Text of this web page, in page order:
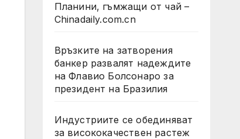
Планини, гъмжащи от чай –
Chinadaily.com.cn
Връзките на затворения
банкер развалят надеждите
на Флавио Болсонаро за
президент на Бразилия
Индустриите се обединяват
за висококачествен растеж